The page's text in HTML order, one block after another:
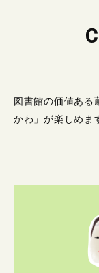
図書館の価値ある
かわ」が楽しめま